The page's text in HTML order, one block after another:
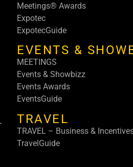
Meetings® Awards
Expotec
ExpotecGuide
EVENTS &
MEETINGS
Events & Showbizz
Events Awards
EventsGuide
TRAVEL
TRAVEL – Business &
TravelGuide